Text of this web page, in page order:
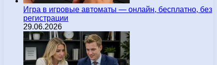
Игра в игровые автоматы — онлайн, бесплатно, без
регистрации
29.06.2026